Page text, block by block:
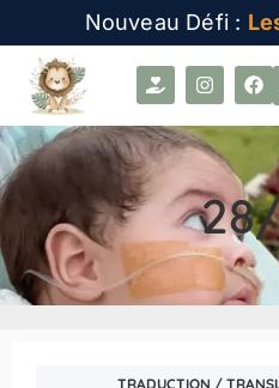
Nouveau Défi :
TRADUCTION /